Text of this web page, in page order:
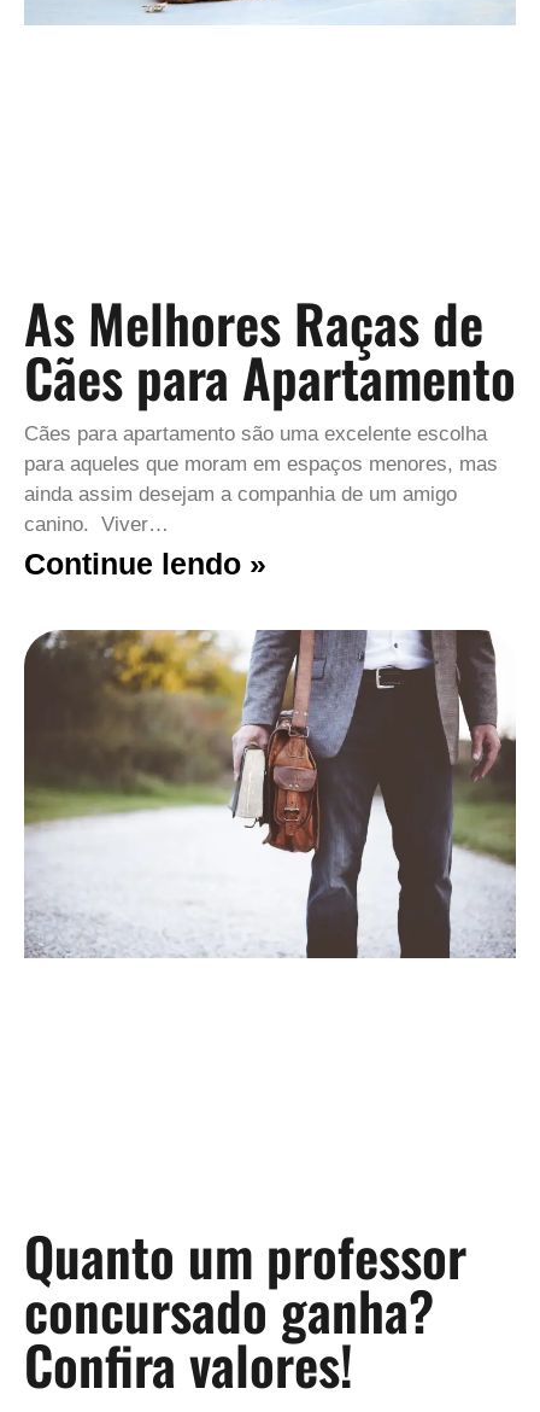
As Melhores Raças de
Cães para Apartamento
Cães para apartamento são uma excelente escolha
para aqueles que moram em espaços menores, mas
ainda assim desejam a companhia de um amigo
canino. Viver…
Continue lendo »
Quanto um professor
concursado ganha?
Confira valores!